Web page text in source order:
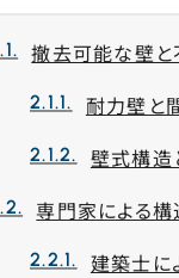
撤去可能な壁
耐力壁と
壁式構造
専門家による
建築士に